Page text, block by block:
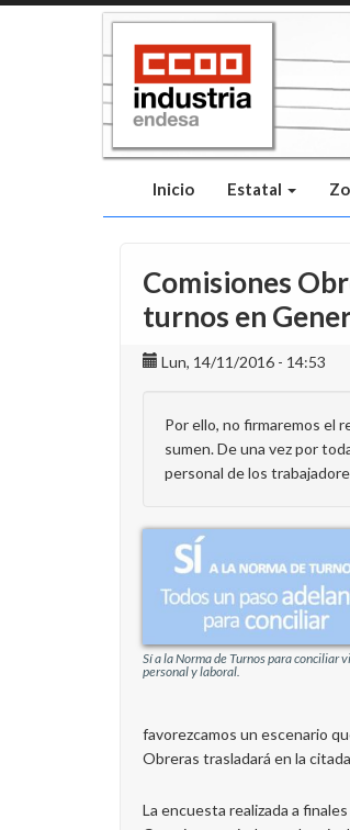
Inicio Estatal
Comisiones
turnos en
Lun, 14/11/2016 - 14:53
Por ello, no firmaremos el
sumen. De una vez por
personal de los
Sí a la Norma de Turnos para conciliar
personal y laboral.
favorezcamos un escenario
Obreras trasladará en la
La encuesta realizada a